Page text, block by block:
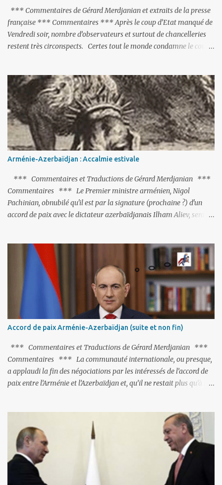
*** Commentaires de Gérard Merdjanian et extraits de la presse
française *** Commentaires *** Après le coup d’Etat manqué de
Vendredi soir, nombre d’observateurs et surtout de chancelleries
restent très circonspects. Certes tout le monde condamne le coup
actions menées par le président Erdoğan, et pour certains sur la
réalisation du putsch lui-même.
Arménie-Azerbaïdjan : Accalmie estivale
*** Commentaires et Traductions de Gérard Merdjanian ***
Commentaires *** Le Premier ministre arménien, Nigol
Pachinian, obnubilé qu'il est par la signature (prochaine ?) d'un
accord de paix avec le dictateur azerbaïdjanais Ilham Aliev, serait
C'est hélas fort peu probable ; l'Histoire ou la Littérature ne sont
pas ses points forts, pas plus d'ailleurs que les négociations avec le
tandem turco-azéri. Faisant fi de tout ce qui précède la chute de
l'URSS, il est exclusivement intéressé par ce qu'il nomme «
l'Arménie réelle ». Même les trois présidents qu'ils l'ont précédés ne
trouvent pas grâce à ses yeux, les traitant de tous les noms, avant
de les traîner en justice. Et comme les politiciens ne lui suffisent
pas, il s'attaque aux dignitaires de l'Église arménienne, les...
Accord de paix Arménie-Azerbaïdjan (suite et non fin)
*** Commentaires et Traductions de Gérard Merdjanian ***
Commentaires *** La communauté internationale, ou presque,
a applaudi la fin des négociations par les intéressés de l’accord de
paix entre l’Arménie et l’Azerbaïdjan et, qu’il ne restait plus qu’à le
Les deux points non résolus portaient sur la renonciation aux
revendications internationales mutuelles et sur l'abstention de
déployer des représentants d'autres pays le long de la frontière
entre l'Arménie et l'Azerbaïdjan. C’est chose faite, l’Arménie a
accepté. Comme on pouvait s’y attendre, Bakou a posé de
nouvelles conditions préalables : 1- L’Arménie doit demander la